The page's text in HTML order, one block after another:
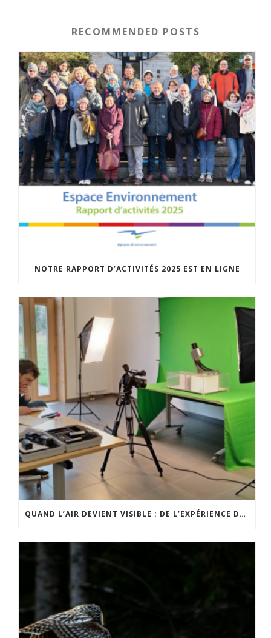
RECOMMENDED POSTS
NOTRE RAPPORT D’ACTIVITÉS 2025 EST EN LIGNE
QUAND L’AIR DEVIENT VISIBLE : DE L’EXPÉRIENCE DE TERRAIN À UN OUTIL PÉDAGOGIQUE